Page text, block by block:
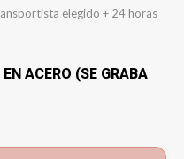
elegido + 24 horas
ACERO (SE GRABA